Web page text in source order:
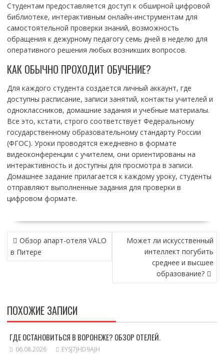
Студентам предоставляется доступ к обширной цифровой
библиотеке, интерактивным онлайн-инструментам для
самостоятельной проверки знаний, возможность
обращения к дежурному педагогу семь дней в неделю для
оперативного решения любых возникших вопросов.
КАК ОБЫЧНО ПРОХОДИТ ОБУЧЕНИЕ?
Для каждого студента создается личный аккаунт, где
доступны расписание, записи занятий, контакты учителей и
одноклассников, домашние задания и учебные материалы.
Все это, кстати, строго соответствует Федеральному
государственному образовательному стандарту России
(ФГОС). Уроки проводятся ежедневно в формате
видеоконференции с учителем, они ориентированы на
интерактивность и доступны для просмотра в записи.
Домашнее задание прилагается к каждому уроку, студенты
отправляют выполненные задания для проверки в
цифровом формате.
НАВИГАЦИЯ
ПО
ЗАПИСЯМ
Обзор апарт-отеля VALO
в Питере
Может ли искусственный
интеллект погубить
среднее и высшее
образование?
ПОХОЖИЕ ЗАПИСИ
ГДЕ ОСТАНОВИТЬСЯ В ВОРОНЕЖЕ? ОБЗОР ОТЕЛЕЙ.
06.08.2026 EYSJ7JHD9AJH